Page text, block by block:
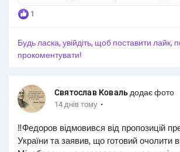
характеристики та ціну новинки.
1
Будь ласка, увійдіть, щоб поставити лайк,
прокоментувати!
Святослав Коваль додає фото
14 днів тому ·
‼️Федоров відмовився від пропозицій
України та заявив, що готовий очолити